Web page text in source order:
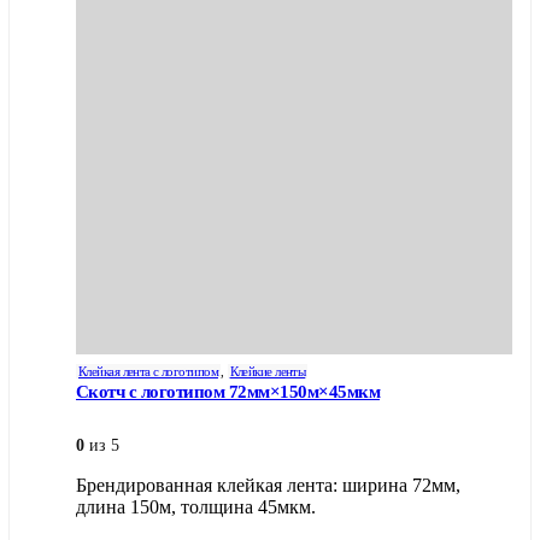
Клейкая лента с логотипом, Клейкие ленты
Скотч с логотипом 72мм×150м×45мкм
0 из 5
Брендированная клейкая лента: ширина 72мм,
длина 150м, толщина 45мкм.